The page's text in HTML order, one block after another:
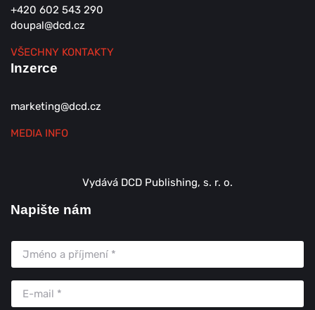
+420 602 543 290
doupal@dcd.cz
VŠECHNY KONTAKTY
Inzerce
marketing@dcd.cz
MEDIA INFO
Vydává DCD Publishing, s. r. o.
Napište nám